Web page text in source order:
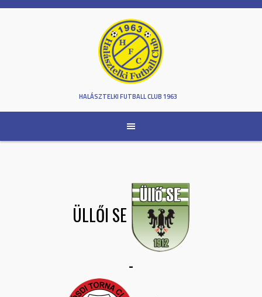
Skip
HALÁSZTELKI FUTBALL CLUB 1963
ÜLLŐI SE
-